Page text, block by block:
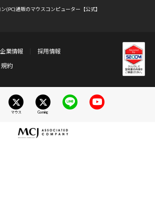
(PC)通販のマウスコンピューター【公式】
企業情報
採用情報
規約
マウス Gaming